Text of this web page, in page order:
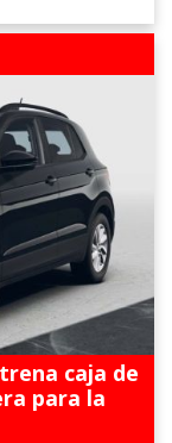
caja de
para la